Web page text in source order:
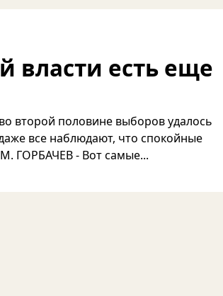
власти есть еще
второй половине выборов удалось
все наблюдают, что спокойные
ГОРБАЧЕВ - Вот самые...